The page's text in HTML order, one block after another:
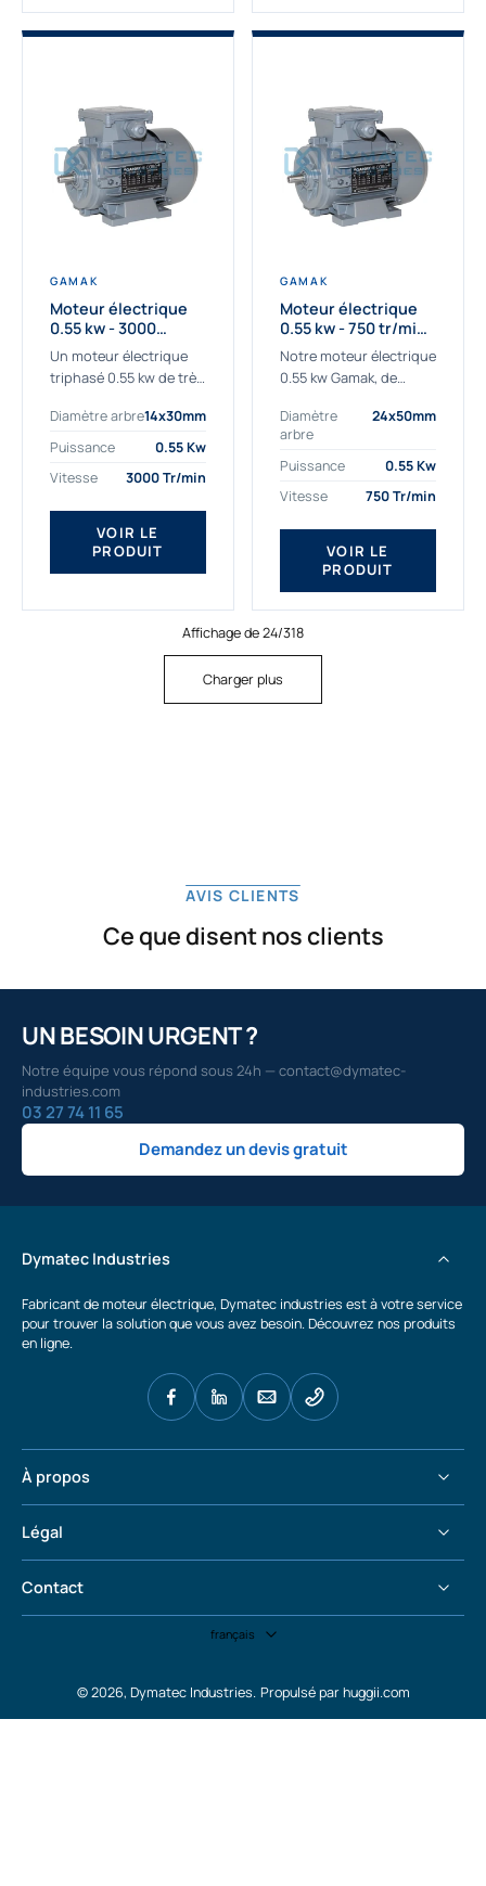
GAMAK
Moteur électrique
0.55 kw - 3000
Tr/min - 230/400V -
IE2
Un moteur électrique
triphasé 0.55 kw de très
vos applications les
plus exigeantes.
triphasé 0.55
kw Gamak...
Diamètre arbre14x30mm
Puissance
0.55 Kw
Vitesse
3000 Tr/min
VOIR LE
PRODUIT
GAMAK
Moteur électrique
0.55 kw - 750 tr/min -
230/400V - IE2
Notre moteur électrique
0.55 kw Gamak, de
adapté à toutes les
applications. Nous
déterminons,
fournissons
des moteurs
asynchrones depuis
Diamètre
arbre
24x50mm
Puissance
0.55 Kw
Vitesse
750 Tr/min
VOIR LE
PRODUIT
Affichage de 24/318
Charger plus
AVIS CLIENTS
Ce que disent nos clients
UN BESOIN URGENT ?
Notre équipe vous répond sous 24h — contact@dymatec-
industries.com
03 27 74 11 65
Demandez un devis gratuit
Dymatec Industries
Fabricant de moteur électrique, Dymatec industries est à votre service
pour trouver la solution que vous avez besoin. Découvrez nos produits
en ligne.
À propos
Légal
Contact
français
© 2026, Dymatec Industries. Propulsé par huggii.com